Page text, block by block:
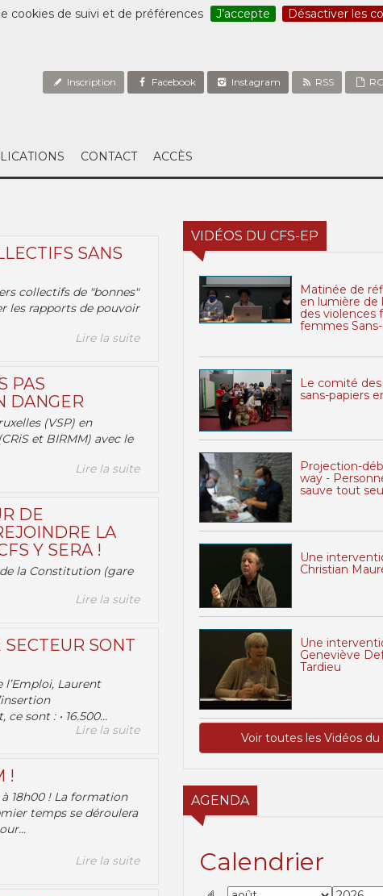
cookies de suivi et de préférences J’accepte Désactiver les
Inscription Facebook Instagram RSS
CONTACT ACCÈS
SANS
collectifs de "bonnes"
les rapports de pouvoir
Lire la suite
PAS
DANGER
(VSP) en
et BIRMM) avec le
Lire la suite
DE
LA
Y SERA !
la Constitution (gare
Lire la suite
SONT
Laurent
sont : • 16.500...
Lire la suite
!
18h00 ! La formation
temps se déroulera
Lire la suite
VIDÉOS DU CFS-EP
Matinée de
en lumière de
des violences
femmes
Le comité
sans-papiers
Projection-
way -
sauve tout
Une
Christian
Une
Geneviève
Tardieu
Voir toutes les Vidéos du
AGENDA
Calendrier